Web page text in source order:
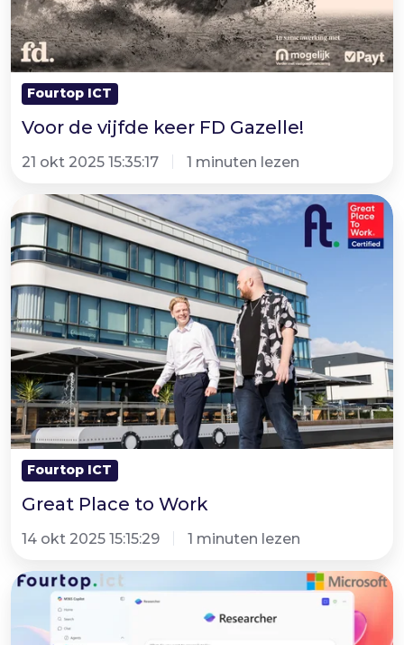
Fourtop ICT
Voor de vijfde keer FD Gazelle!
21 okt 2025 15:35:17 1 minuten lezen
Great
Place
to
Work
Fourtop ICT
Great Place to Work
14 okt 2025 15:15:29 1 minuten lezen
Microsoft
Copilot: